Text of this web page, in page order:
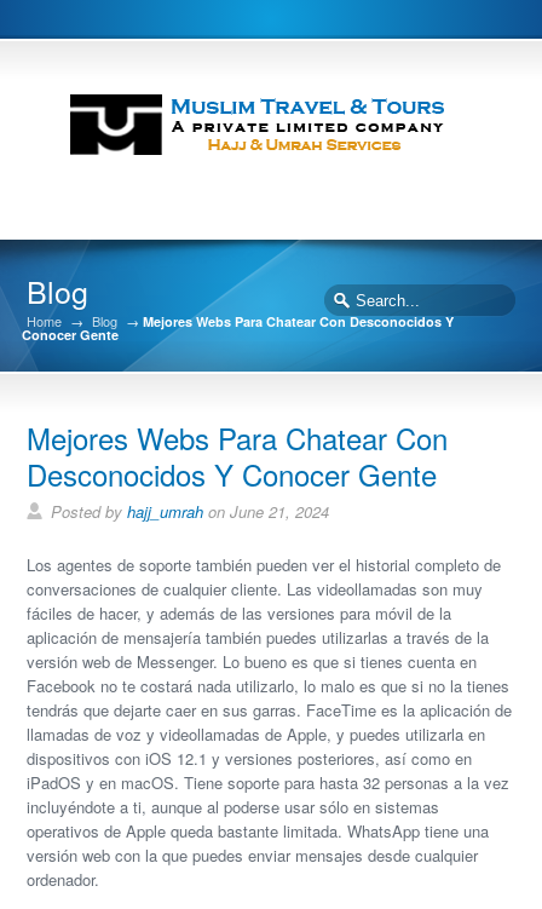
Blog
Home → Blog →Mejores Webs Para Chatear Con Desconocidos Y
Conocer Gente
Mejores Webs Para Chatear Con
Desconocidos Y Conocer Gente
Posted byhajj_umrah on June 21, 2024
Los agentes de soporte también pueden ver el historial completo de
conversaciones de cualquier cliente. Las videollamadas son muy
fáciles de hacer, y además de las versiones para móvil de la
aplicación de mensajería también puedes utilizarlas a través de la
versión web de Messenger. Lo bueno es que si tienes cuenta en
Facebook no te costará nada utilizarlo, lo malo es que si no la tienes
tendrás que dejarte caer en sus garras. FaceTime es la aplicación de
llamadas de voz y videollamadas de Apple, y puedes utilizarla en
dispositivos con iOS 12.1 y versiones posteriores, así como en
iPadOS y en macOS. Tiene soporte para hasta 32 personas a la vez
incluyéndote a ti, aunque al poderse usar sólo en sistemas
operativos de Apple queda bastante limitada. WhatsApp tiene una
versión web con la que puedes enviar mensajes desde cualquier
ordenador.